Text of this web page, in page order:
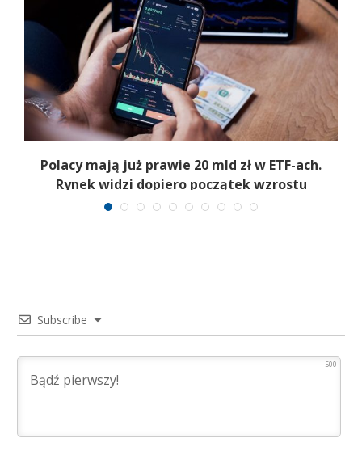
Polacy mają już prawie 20 mld zł w ETF-ach.
Rynek widzi dopiero początek wzrostu
Subscribe
500